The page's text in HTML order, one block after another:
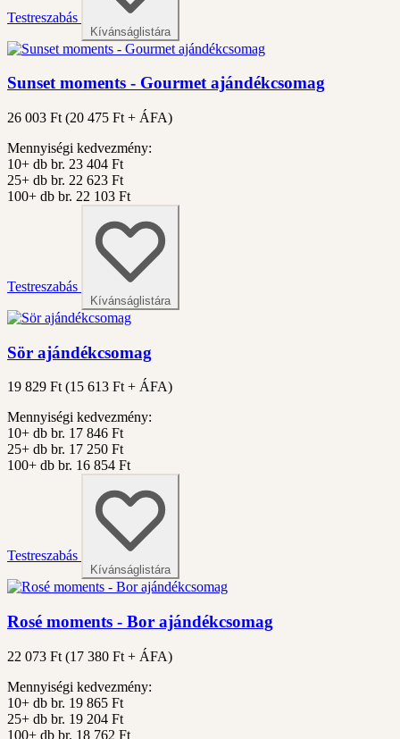
Testreszabás
Kívánságlistára
Sunset moments - Gourmet ajándékcsomag
26 003 Ft (20 475 Ft + ÁFA)
Mennyiségi kedvezmény:
10+ db br. 23 404 Ft
25+ db br. 22 623 Ft
100+ db br. 22 103 Ft
Testreszabás
Kívánságlistára
Sör ajándékcsomag
19 829 Ft (15 613 Ft + ÁFA)
Mennyiségi kedvezmény:
10+ db br. 17 846 Ft
25+ db br. 17 250 Ft
100+ db br. 16 854 Ft
Testreszabás
Kívánságlistára
Rosé moments - Bor ajándékcsomag
22 073 Ft (17 380 Ft + ÁFA)
Mennyiségi kedvezmény:
10+ db br. 19 865 Ft
25+ db br. 19 204 Ft
100+ db br. 18 762 Ft